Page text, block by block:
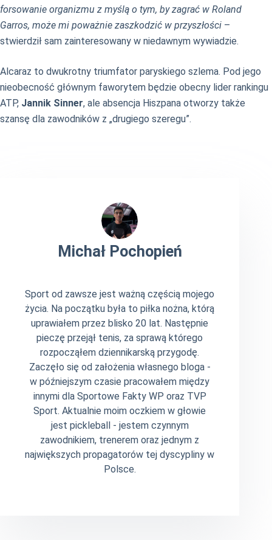
forsowanie organizmu z myślą o tym, by zagrać w Roland
Garros, może mi poważnie zaszkodzić w przyszłości –
stwierdził sam zainteresowany w niedawnym wywiadzie.
Alcaraz to dwukrotny triumfator paryskiego szlema. Pod jego
nieobecność głównym faworytem będzie obecny lider rankingu
ATP, Jannik Sinner, ale absencja Hiszpana otworzy także
szansę dla zawodników z „drugiego szeregu”.
Michał Pochopień
Sport od zawsze jest ważną częścią mojego
życia. Na początku była to piłka nożna, którą
uprawiałem przez blisko 20 lat. Następnie
pieczę przejął tenis, za sprawą którego
rozpocząłem dziennikarską przygodę.
Zaczęło się od założenia własnego bloga -
w późniejszym czasie pracowałem między
innymi dla Sportowe Fakty WP oraz TVP
Sport. Aktualnie moim oczkiem w głowie
jest pickleball - jestem czynnym
zawodnikiem, trenerem oraz jednym z
największych propagatorów tej dyscypliny w
Polsce.